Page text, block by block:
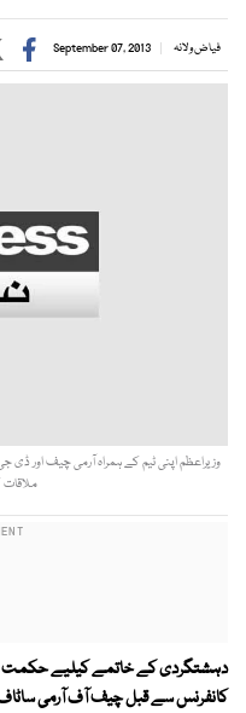
فیاض ولانہ September 07, 2013
وزیراعظم اپنی ٹیم کے ہمراہ آرمی چیف اور
ملاقات
دہشتگردی کے خاتمے کیلیے حکمت
کانفرنس سے قبل چیف آف آرمی